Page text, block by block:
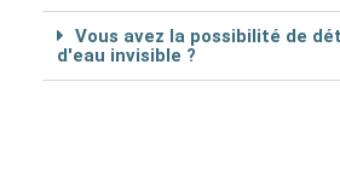
Vous avez la possibilité de
d'eau invisible ?